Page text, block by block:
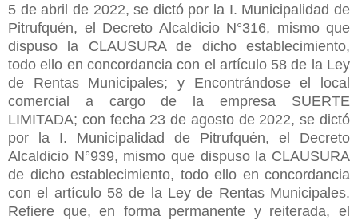
5 de abril de 2022, se dictó por la I. Municipalidad de
Pitrufquén, el Decreto Alcaldicio N°316, mismo que
dispuso la CLAUSURA de dicho establecimiento,
todo ello en concordancia con el artículo 58 de la Ley
de Rentas Municipales; y Encontrándose el local
comercial a cargo de la empresa SUERTE
LIMITADA; con fecha 23 de agosto de 2022, se dictó
por la I. Municipalidad de Pitrufquén, el Decreto
Alcaldicio N°939, mismo que dispuso la CLAUSURA
de dicho establecimiento, todo ello en concordancia
con el artículo 58 de la Ley de Rentas Municipales.
Refiere que, en forma permanente y reiterada, el